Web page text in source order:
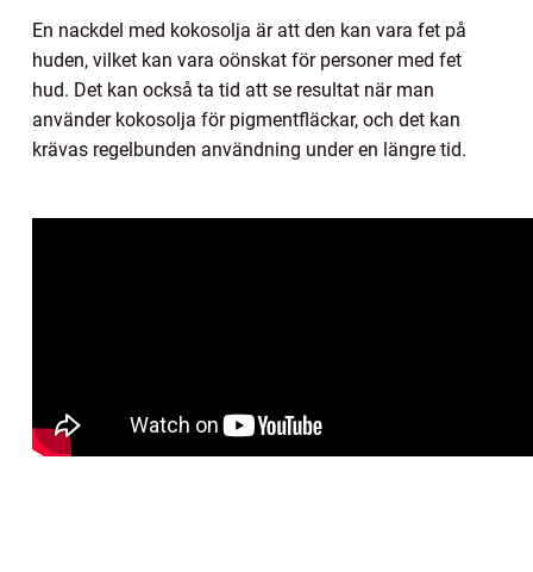
En nackdel med kokosolja är att den kan vara fet på
huden, vilket kan vara oönskat för personer med fet
hud. Det kan också ta tid att se resultat när man
använder kokosolja för pigmentfläckar, och det kan
krävas regelbunden användning under en längre tid.